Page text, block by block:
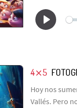
4⨯5
Hoy nos
Vallés. Pero